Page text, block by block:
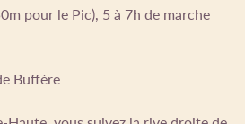
pour le Pic), 5 à 7h de marche
Buffère